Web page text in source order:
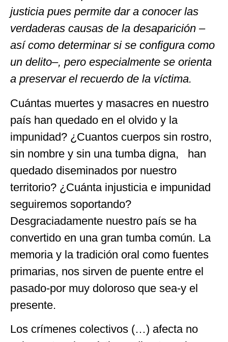
justicia pues permite dar a conocer las
verdaderas causas de la desaparición –
así como determinar si se configura como
un delito–, pero especialmente se orienta
a preservar el recuerdo de la víctima.
Cuántas muertes y masacres en nuestro
país han quedado en el olvido y la
impunidad? ¿Cuantos cuerpos sin rostro,
sin nombre y sin una tumba digna, han
quedado diseminados por nuestro
territorio? ¿Cuánta injusticia e impunidad
seguiremos soportando?
Desgraciadamente nuestro país se ha
convertido en una gran tumba común. La
memoria y la tradición oral como fuentes
primarias, nos sirven de puente entre el
pasado-por muy doloroso que sea-y el
presente.
Los crímenes colectivos (…) afecta no